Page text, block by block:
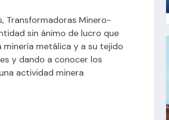
Transformadoras Minero-
sin ánimo de lucro que
metálica y a su tejido
y dando a conocer los
actividad minera